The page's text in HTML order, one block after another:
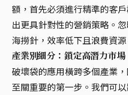
額，首先必須進行精準的客
出更具針對性的營銷策略。
海撈針，效率低下且浪費資源
產業別細分：鎖定高潛力市場
破壞袋的應用橫跨多個產業
至關重要的第一步。我們可